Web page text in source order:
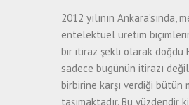
2012 yılının
entelektüel üretim
bir itiraz şekli olarak doğdu
sadece bugünün itirazı
birbirine karşı verdiği
taşımaktadır. Bu yüzdendir